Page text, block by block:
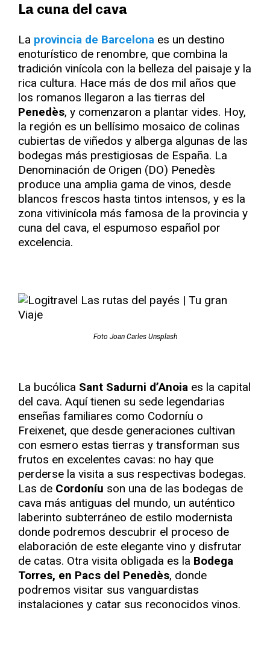
La cuna del cava
La provincia de Barcelona es un destino
enoturístico de renombre, que combina la
tradición vinícola con la belleza del paisaje y la
rica cultura. Hace más de dos mil años que
los romanos llegaron a las tierras del
Penedès, y comenzaron a plantar vides. Hoy,
la región es un bellísimo mosaico de colinas
cubiertas de viñedos y alberga algunas de las
bodegas más prestigiosas de España. La
Denominación de Origen (DO) Penedès
produce una amplia gama de vinos, desde
blancos frescos hasta tintos intensos, y es la
zona vitivinícola más famosa de la provincia y
cuna del cava, el espumoso español por
excelencia.
Foto Joan Carles Unsplash
La bucólica Sant Sadurni d’Anoia es la capital
del cava. Aquí tienen su sede legendarias
enseñas familiares como Codorníu o
Freixenet, que desde generaciones cultivan
con esmero estas tierras y transforman sus
frutos en excelentes cavas: no hay que
perderse la visita a sus respectivas bodegas.
Las de Cordoníu son una de las bodegas de
cava más antiguas del mundo, un auténtico
laberinto subterráneo de estilo modernista
donde podremos descubrir el proceso de
elaboración de este elegante vino y disfrutar
de catas. Otra visita obligada es la Bodega
Torres, en Pacs del Penedès, donde
podremos visitar sus vanguardistas
instalaciones y catar sus reconocidos vinos.